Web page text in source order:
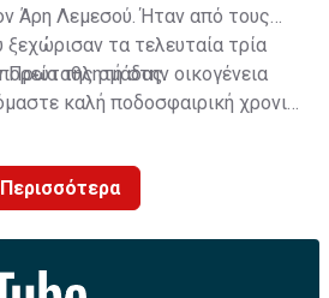
Άρη Λεμεσού. Ήταν από τους
τα τελευταία τρία
της ομάδας.στην οικογένεια
καλή ποδοσφαιρική χρονιά
Περισσότερα